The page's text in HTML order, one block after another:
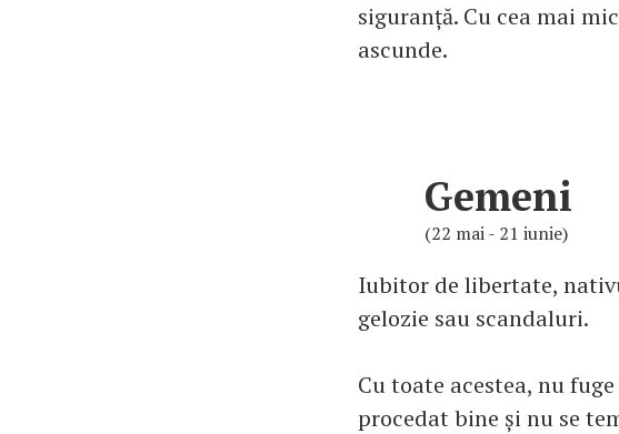
siguranță. Cu cea mai
ascunde.
Gemeni
(22 mai - 21 iunie)
Iubitor de libertate,
gelozie sau scandaluri.
Cu toate acestea, nu
procedat bine și nu se